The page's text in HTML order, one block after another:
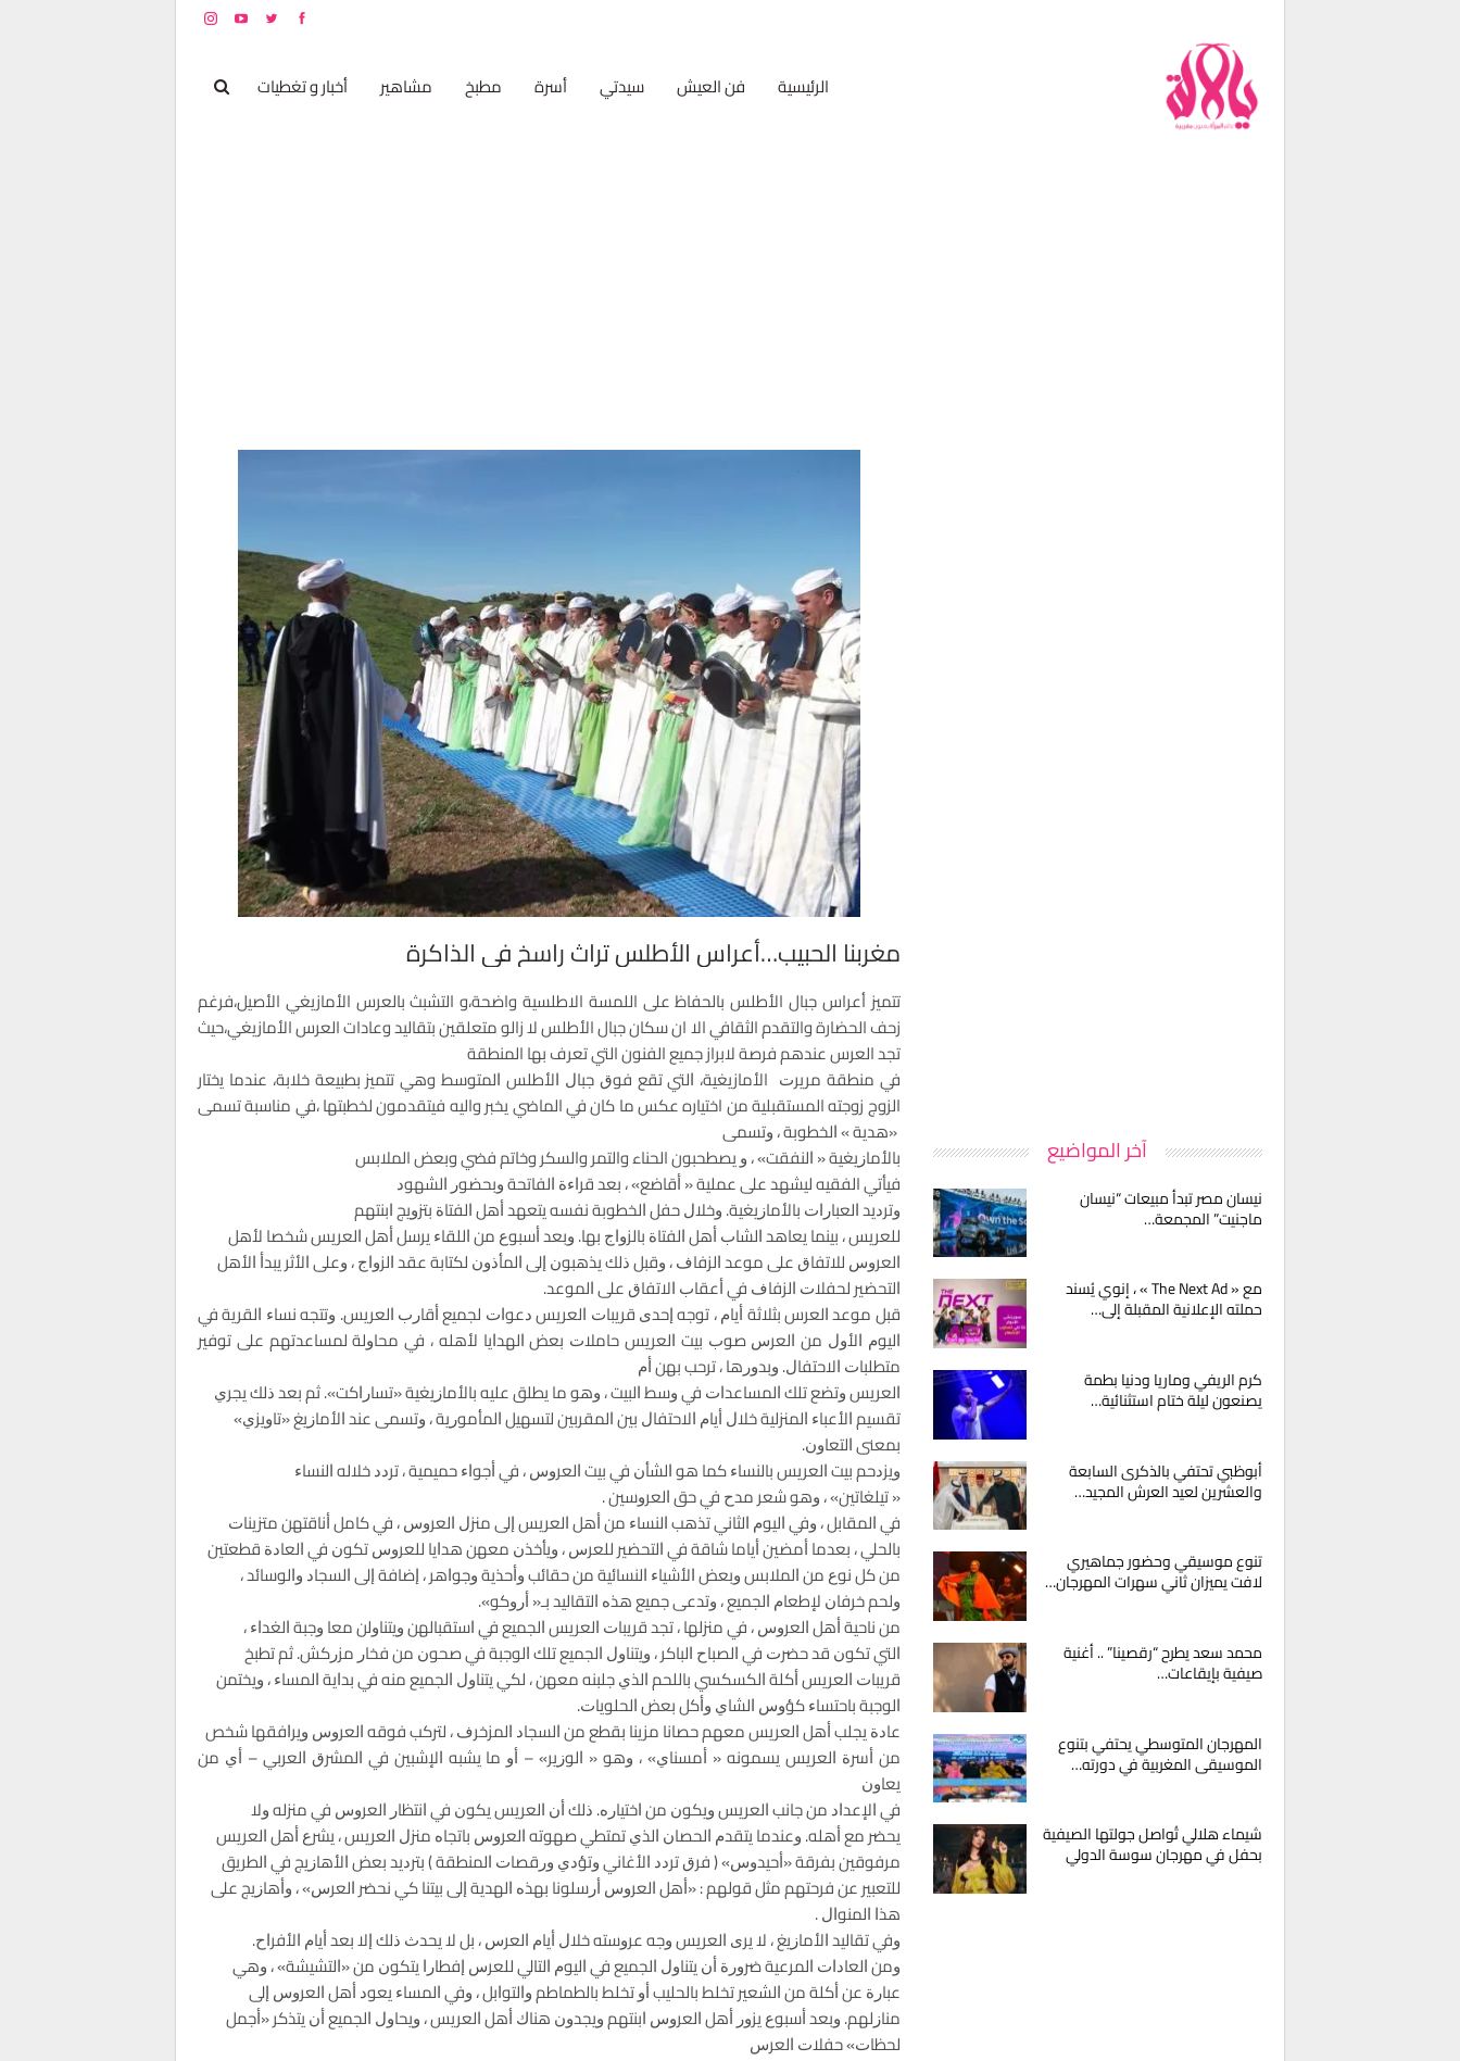
الرئيسية فن العيش سيدتي أسرة مطبخ مشاهير أخبار و تغطيات
مغربنا الحبيب…أعراس الأطلس تراث راسخ في الذاكرة
تتميز أعراس جبال الأطلس بالحفاظ على اللمسة الاطلسية واضحة،و التشبث بالعرس الأمازيغي الأصيل،فرغم
زحف الحضارة والتقدم الثقافي الا ان سكان جبال الأطلس لا زالو متعلقين بتقاليد وعادات العرس الأمازيغي،حيث
تجد العرس عندهم فرصة لابراز جميع الفنون التي تعرف بها المنطقة
ﻓﻲ ﻣﻨﻄﻘﺔ ﻣﺮﻳﺮﺕ الأمازيغية، ﺍﻟﺘﻲ ﺗﻘﻊ ﻓﻮﻕ ﺟﺒﺎﻝ ﺍﻷﻃﻠﺲ ﺍﻟﻤﺘﻮﺳﻂ وهي تتميز بطبيعة خلابة، ﻋﻨﺪﻣﺎ ﻳختار
الزوج زوجته المستقبلية من اختياره عكس ما كان في الماضي يخبر واليه فيتقدمون لخطبتها ،في مناسبة تسمى
«ﻫﺪﻳﺔ » ﺍﻟﺨﻄﻮﺑﺔ ، ﻭﺗﺴﻤﻰ
ﺑﺎﻷﻣﺎﺯﻳﻐﻴﺔ « ﺍﻟﻨﻔﻘﺖ» ، ﻭ يصطحبون الحناء والتمر والسكر وخاتم فضي وبعض الملابس
فيأتي الفقيه ليشهد على عملية « ﺃﻗﺎﺿﻊ» ، ﺑﻌﺪ ﻗﺮﺍﺀﺓ ﺍﻟﻔﺎﺗﺤﺔ ﻭﺑﺤﻀﻮﺭ ﺍﻟﺸﻬﻮﺩ
ﻭﺗﺮﺩﻳﺪ ﺍﻟﻌﺒﺎﺭﺍﺕ ﺑﺎﻷﻣﺎﺯﻳﻐﻴﺔ. ﻭﺧﻼﻝ ﺣﻔﻞ ﺍﻟﺨﻄﻮﺑﺔ ﻧﻔﺴﻪ ﻳﺘﻌﻬﺪ ﺃﻫﻞ ﺍﻟﻔﺘﺎﺓ ﺑﺘﺰﻭﻳﺞ ﺍﺑﻨﺘﻬﻢ
ﻟﻠﻌﺮﻳﺲ ، ﺑﻴﻨﻤﺎ ﻳﻌﺎﻫﺪ ﺍﻟﺸﺎﺏ ﺃﻫﻞ ﺍﻟﻔﺘﺎﺓ ﺑﺎﻟﺰﻭﺍﺝ ﺑﻬﺎ. ﻭﺑﻌﺪ ﺃﺳﺒﻮﻉ ﻣﻦ ﺍﻟﻠﻘﺎﺀ ﻳﺮﺳﻞ ﺃﻫﻞ ﺍﻟﻌﺮﻳﺲ ﺷﺨﺼﺎ ﻷﻫﻞ
ﺍﻟﻌﺮﻭﺱ ﻟﻼﺗﻔﺎﻕ ﻋﻠﻰ ﻣﻮﻋﺪ ﺍﻟﺰﻓﺎﻑ ، ﻭﻗﺒﻞ ﺫﻟﻚ ﻳﺬﻫﺒﻮﻥ ﺇﻟﻰ ﺍﻟﻤﺄﺫﻭﻥ ﻟﻜﺘﺎﺑﺔ ﻋﻘﺪ ﺍﻟﺰﻭﺍﺝ ، ﻭﻋﻠﻰ ﺍﻷﺛﺮ ﻳﺒﺪﺃ ﺍﻷﻫﻞ
ﺍﻟﺘﺤﻀﻴﺮ ﻟﺤﻔﻼﺕ ﺍﻟﺰﻓﺎﻑ ﻓﻲ ﺃﻋﻘﺎﺏ ﺍﻻﺗﻔﺎﻕ ﻋﻠﻰ ﺍﻟﻤﻮﻋﺪ.
ﻗﺒﻞ ﻣﻮﻋﺪ ﺍﻟﻌﺮس ﺑﺜﻼﺛﺔ ﺃﻳﺎﻡ ، ﺗﻮﺟﻪ ﺇﺣﺪﻯ ﻗﺮﻳﺒﺎﺕ ﺍﻟﻌﺮﻳﺲ ﺩﻋﻮﺍﺕ ﻟﺠﻤﻴﻊ ﺃﻗﺎﺭﺏ ﺍﻟﻌﺮيس. ﻭﺗﺘﺠﻪ ﻧﺴﺎﺀ ﺍﻟﻘﺮﻳﺔ ﻓﻲ
ﺍﻟﻴﻮﻡ ﺍﻷﻭﻝ ﻣﻦ ﺍﻟﻌﺮﺱ ﺻﻮﺏ ﺑﻴﺖ ﺍﻟﻌﺮﻳﺲ ﺣﺎﻣﻼﺕ ﺑﻌﺾ ﺍﻟﻬﺪﺍﻳﺎ ﻷﻫﻠﻪ ، ﻓﻲ ﻣﺤﺎﻭﻟﺔ ﻟﻤﺴﺎﻋﺪﺗﻬﻢ ﻋﻠﻰ ﺗﻮﻓﻴﺮ
ﻣﺘﻄﻠﺒﺎﺕ ﺍﻻﺣﺘﻔﺎﻝ. ﻭﺑﺪﻭﺭﻫﺎ ، ﺗﺮﺣﺐ ﺑﻬﻦ ﺃﻡ
ﺍﻟﻌﺮﻳﺲ ﻭﺗﻀﻊ ﺗﻠﻚ ﺍﻟﻤﺴﺎﻋﺪﺍﺕ ﻓﻲ ﻭﺳﻂ ﺍﻟﺒﻴﺖ ، ﻭﻫﻮ ﻣﺎ ﻳﻄﻠﻖ ﻋﻠﻴﻪ ﺑﺎﻷﻣﺎﺯﻳﻐﻴﺔ «ﺗﺴﺎﺭﺍﻛﺖ». ﺛﻢ ﺑﻌﺪ ﺫﻟﻚ ﻳﺠﺮﻱ
ﺗﻘﺴﻴﻢ ﺍﻷﻋﺒﺎﺀ ﺍﻟﻤﻨﺰﻟﻴﺔ ﺧﻼﻝ ﺃﻳﺎﻡ ﺍﻻﺣﺘﻔﺎﻝ ﺑﻴﻦ ﺍﻟﻤﻘﺮﺑﻴﻦ ﻟﺘﺴﻬﻴﻞ ﺍﻟﻤﺄﻣﻮﺭﻳﺔ ، ﻭﺗﺴﻤﻰ ﻋﻨﺪ ﺍﻷﻣﺎﺯﻳﻎ «ﺗﺎﻭﻳﺰﻱ»
ﺑﻤﻌﻨﻰ ﺍﻟﺘﻌﺎﻭﻥ.
ﻭﻳﺰﺩﺣﻢ ﺑﻴﺖ ﺍﻟﻌﺮﻳﺲ ﺑﺎﻟﻨﺴﺎﺀ ﻛﻤﺎ ﻫﻮ ﺍﻟﺸﺄﻥ ﻓﻲ ﺑﻴﺖ ﺍﻟﻌﺮﻭﺱ ، ﻓﻲ ﺃﺟﻮﺍﺀ ﺣﻤﻴﻤﻴﺔ ، ﺗﺮﺩﺩ ﺧﻼﻟﻪ ﺍﻟﻨﺴﺎﺀ
« ﺗﻴﻠﻐﺎﺗﻴﻦ» ، ﻭﻫﻮ ﺷﻌﺮ ﻣﺪﺡ ﻓﻲ ﺣﻖ ﺍﻟﻌﺮﻭﺳﻴﻦ .
ﻓﻲ ﺍﻟﻤﻘﺎﺑﻞ ، ﻭﻓﻲ ﺍﻟﻴﻮﻡ ﺍﻟﺜﺎﻧﻲ ﺗﺬﻫﺐ ﺍﻟﻨﺴﺎﺀ ﻣﻦ ﺃﻫﻞ ﺍﻟﻌﺮﻳﺲ ﺇﻟﻰ ﻣﻨﺰﻝ ﺍﻟﻌﺮﻭﺱ ، ﻓﻲ ﻛﺎﻣﻞ ﺃﻧﺎﻗﺘﻬﻦ ﻣﺘﺰﻳﻨﺎﺕ
ﺑﺎﻟﺤﻠﻲ ، ﺑﻌﺪﻣﺎ ﺃﻣﻀﻴﻦ ﺃﻳﺎﻣﺎ ﺷﺎﻗﺔ ﻓﻲ ﺍﻟﺘﺤﻀﻴﺮ ﻟﻠﻌﺮﺱ ، ﻭﻳﺄﺧﺬﻥ ﻣﻌﻬﻦ ﻫﺪﺍﻳﺎ ﻟﻠﻌﺮﻭﺱ ﺗﻜﻮﻥ ﻓﻲ ﺍﻟﻌﺎﺩﺓ ﻗﻄﻌﺘﻴﻦ
ﻣﻦ ﻛﻞ ﻧﻮﻉ ﻣﻦ ﺍﻟﻤﻼﺑﺲ ﻭﺑﻌﺾ ﺍﻷﺷﻴﺎﺀ ﺍﻟﻨﺴﺎﺋﻴﺔ ﻣﻦ ﺣﻘﺎﺋﺐ ﻭﺃﺣﺬﻳﺔ ﻭﺟﻮﺍﻫﺮ ، ﺇﺿﺎﻓﺔ ﺇﻟﻰ ﺍﻟﺴﺠﺎﺩ ﻭﺍﻟﻮﺳﺎﺋﺪ ،
ﻭﻟﺤﻢ ﺧﺮﻓﺎﻥ ﻹﻃﻌﺎﻡ ﺍﻟﺠﻤﻴﻊ ، ﻭﺗﺪﻋﻰ ﺟﻤﻴﻊ ﻫﺬﻩ ﺍﻟﺘﻘﺎﻟﻴﺪ ﺑـ« ﺃﺭﻭﻛﻮ».
ﻣﻦ ﻧﺎﺣﻴﺔ ﺃﻫﻞ ﺍﻟﻌﺮﻭﺱ ، ﻓﻲ ﻣﻨﺰﻟﻬﺎ ، ﺗﺠﺪ ﻗﺮﻳﺒﺎﺕ ﺍﻟﻌﺮﻳﺲ ﺍﻟﺠﻤﻴﻊ ﻓﻲ ﺍﺳﺘﻘﺒﺎﻟﻬﻦ ﻭﻳﺘﻨﺎﻭﻟﻦ ﻣﻌﺎ ﻭﺟﺒﺔ ﺍﻟﻐﺪﺍﺀ ،
ﺍﻟﺘﻲ ﺗﻜﻮﻥ ﻗﺪ ﺣﻀﺮﺕ ﻓﻲ ﺍﻟﺼﺒﺎﺡ ﺍﻟﺒﺎﻛﺮ ، ﻭﻳﺘﻨﺎﻭﻝ ﺍﻟﺠﻤﻴﻊ ﺗﻠﻚ ﺍﻟﻮﺟﺒﺔ ﻓﻲ ﺻﺤﻮﻥ ﻣﻦ ﻓﺨﺎﺭ ﻣﺰﺭﻛﺶ. ﺛﻢ ﺗﻄﺒﺦ
ﻗﺮﻳﺒﺎﺕ ﺍﻟﻌﺮﻳﺲ ﺃﻛﻠﺔ ﺍﻟﻜﺴﻜﺴﻲ ﺑﺎﻟﻠﺤﻢ ﺍﻟﺬﻱ ﺟﻠﺒﻨﻪ ﻣﻌﻬﻦ ، ﻟﻜﻲ ﻳﺘﻨﺎﻭﻝ ﺍﻟﺠﻤﻴﻊ ﻣﻨﻪ ﻓﻲ ﺑﺪﺍﻳﺔ ﺍﻟﻤﺴﺎﺀ ، ﻭﻳﺨﺘﻤﻦ
ﺍﻟﻮﺟﺒﺔ ﺑﺎﺣﺘﺴﺎﺀ ﻛﺆﻭﺱ ﺍﻟﺸﺎﻱ ﻭﺃﻛﻞ ﺑﻌﺾ ﺍﻟﺤﻠﻮﻳﺎﺕ.
ﻋﺎﺩﺓ ﻳﺠﻠﺐ ﺃﻫﻞ ﺍﻟﻌﺮﻳﺲ ﻣﻌﻬﻢ ﺣﺼﺎﻧﺎ ﻣﺰﻳﻨﺎ ﺑﻘﻄﻊ ﻣﻦ ﺍﻟﺴﺠﺎﺩ ﺍﻟﻤﺰﺧﺮﻑ ، ﻟﺘﺮﻛﺐ ﻓﻮﻗﻪ ﺍﻟﻌﺮﻭﺱ ﻭﻳﺮﺍﻓﻘﻬﺎ ﺷﺨﺺ
ﻣﻦ ﺃﺳﺮﺓ ﺍﻟﻌﺮﻳﺲ ﻳﺴﻤﻮﻧﻪ « ﺃﻣﺴﻨﺎﻱ» ، ﻭﻫﻮ « ﺍﻟﻮﺯﻳﺮ» – ﺃﻭ ﻣﺎ ﻳﺸﺒﻪ ﺍﻹﺷﺒﻴﻦ ﻓﻲ ﺍﻟﻤﺸﺮﻕ ﺍﻟﻌﺮﺑﻲ – ﺃﻱ ﻣﻦ
ﻳﻌﺎﻭﻥ
ﻓﻲ ﺍﻹﻋﺪﺍﺩ ﻣﻦ ﺟﺎﻧﺐ ﺍﻟﻌﺮﻳﺲ ﻭﻳﻜﻮﻥ ﻣﻦ ﺍﺧﺘﻴﺎﺭﻩ. ﺫﻟﻚ ﺃﻥ ﺍﻟﻌﺮﻳﺲ ﻳﻜﻮﻥ ﻓﻲ ﺍﻧﺘﻈﺎﺭ ﺍﻟﻌﺮﻭﺱ ﻓﻲ ﻣﻨﺰﻟﻪ ﻭﻻ
ﻳﺤﻀﺮ ﻣﻊ ﺃﻫﻠﻪ. ﻭﻋﻨﺪﻣﺎ ﻳﺘﻘﺪﻡ ﺍﻟﺤﺼﺎﻥ ﺍﻟﺬﻱ ﺗﻤﺘﻄﻲ ﺻﻬﻮﺗﻪ ﺍﻟﻌﺮﻭﺱ ﺑﺎﺗﺠﺎﻩ ﻣﻨﺰﻝ ﺍﻟﻌﺮﻳﺲ ، ﻳﺸﺮﻉ ﺃﻫﻞ ﺍﻟﻌﺮﻳﺲ
ﻣﺮﻓﻮﻗﻴﻦ ﺑﻔﺮﻗﺔ «ﺃﺣﻴﺪﻭﺱ» ( ﻓﺮﻕ ﺗﺮﺩﺩ ﺍﻷﻏﺎﻧﻲ ﻭﺗﺆﺩﻱ ﻭﺭﻗﺼﺎﺕ ﺍﻟﻤﻨﻄﻘﺔ ) ﺑﺘﺮﺩﻳﺪ ﺑﻌﺾ ﺍﻷﻫﺎﺯﻳﺞ ﻓﻲ ﺍﻟﻄﺮﻳﻖ
ﻟﻠﺘﻌﺒﻴﺮ ﻋﻦ ﻓﺮﺣﺘﻬﻢ ﻣﺜﻞ ﻗﻮﻟﻬﻢ : «ﺃﻫﻞ ﺍﻟﻌﺮﻭﺱ ﺃﺭﺳﻠﻮﻧﺎ ﺑﻬﺬﻩ ﺍﻟﻬﺪﻳﺔ ﺇﻟﻰ ﺑﻴﺘﻨﺎ ﻛﻲ ﻧﺤﻀﺮ ﺍﻟﻌﺮﺱ» ، ﻭﺃﻫﺎﺯﻳﺞ ﻋﻠﻰ
ﻫﺬﺍ ﺍﻟﻤﻨﻮﺍﻝ .
ﻭﻓﻲ ﺗﻘﺎﻟﻴﺪ ﺍﻷﻣﺎﺯﻳﻎ ، ﻻ ﻳﺮﻯ ﺍﻟﻌﺮﻳﺲ ﻭﺟﻪ ﻋﺮﻭﺳﺘﻪ ﺧﻼﻝ ﺃﻳﺎﻡ ﺍﻟﻌﺮﺱ ، ﺑﻞ ﻻ ﻳﺤﺪﺙ ﺫﻟﻚ ﺇﻻ ﺑﻌﺪ ﺃﻳﺎﻡ ﺍﻷﻓﺮﺍﺡ.
ﻭﻣﻦ ﺍﻟﻌﺎﺩﺍﺕ ﺍﻟﻤﺮﻋﻴﺔ ﺿﺮﻭﺭﺓ ﺃﻥ ﻳﺘﻨﺎﻭﻝ ﺍﻟﺠﻤﻴﻊ ﻓﻲ ﺍﻟﻴﻮﻡ ﺍﻟﺘﺎﻟﻲ ﻟﻠﻌﺮﺱ ﺇﻓﻄﺎﺭﺍ ﻳﺘﻜﻮﻥ ﻣﻦ «ﺍﻟﺘﺸﻴﺸﺔ» ، ﻭﻫﻲ
ﻋﺒﺎﺭﺓ ﻋﻦ ﺃﻛﻠﺔ ﻣﻦ ﺍﻟﺸﻌﻴﺮ ﺗﺨﻠﻂ ﺑﺎﻟﺤﻠﻴﺐ ﺃﻭ ﺗﺨﻠﻂ ﺑﺎﻟﻄﻤﺎﻃﻢ ﻭﺍﻟﺘﻮﺍﺑﻞ ، ﻭﻓﻲ ﺍﻟﻤﺴﺎﺀ ﻳﻌﻮﺩ ﺃﻫﻞ ﺍﻟﻌﺮﻭﺱ ﺇﻟﻰ
ﻣﻨﺎﺯﻟﻬﻢ. ﻭﺑﻌﺪ ﺃﺳﺒﻮﻉ ﻳﺰﻭﺭ ﺃﻫﻞ ﺍﻟﻌﺮﻭﺱ ﺍﺑﻨﺘﻬﻢ ﻭﻳﺠﺪﻭﻥ ﻫﻨﺎﻙ ﺃﻫﻞ ﺍﻟﻌﺮﻳﺲ ، ﻭﻳﺤﺎﻭﻝ ﺍﻟﺠﻤﻴﻊ ﺃﻥ ﻳﺘﺬﻛﺮ «ﺃﺟﻤﻞ
ﻟﺤﻈﺎﺕ» ﺣﻔﻼﺕ ﺍﻟﻌﺮﺱ
آخر المواضيع
نيسان مصر تبدأ مبيعات “نيسان
ماجنيت” المجمعة…
مع « The Next Ad » ، إنوي يُسند
حملته الإعلانية المقبلة إلى…
كرم الريفي وماريا ودنيا بطمة
يصنعون ليلة ختام استثنائية…
أبوظبي تحتفي بالذكرى السابعة
والعشرين لعيد العرش المجيد…
تنوع موسيقي وحضور جماهيري
لافت يميزان ثاني سهرات المهرجان…
محمد سعد يطرح “رقصينا” .. أغنية
صيفية بإيقاعات…
المهرجان المتوسطي يحتفي بتنوع
الموسيقى المغربية في دورته…
شيماء هلالي تُواصل جولتها الصيفية
بحفل في مهرجان سوسة الدولي